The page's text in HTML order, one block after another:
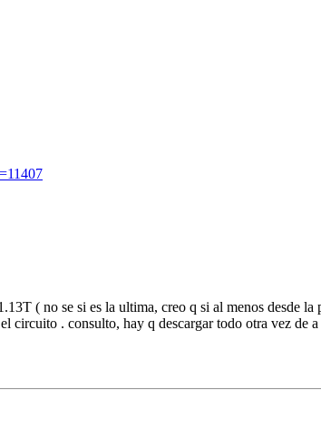
( no se si es la ultima, creo q si al menos desde
. consulto, hay q descargar todo otra vez de